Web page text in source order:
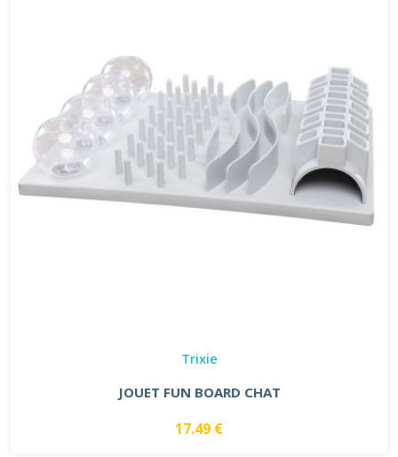
Trixie
JOUET FUN BOARD CHAT
17.49 €